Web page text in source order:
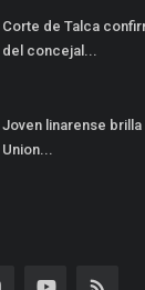
Corte de Talca
del concejal...
Joven linarense
Union...